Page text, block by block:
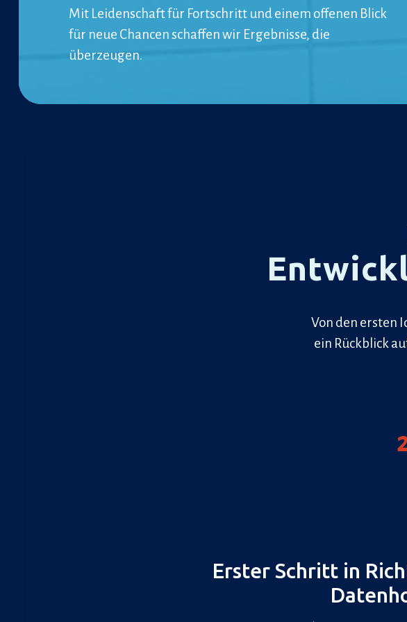
Mit Leidenschaft für Fortschritt und einem offenen Blick
für neue Chancen schaffen wir Ergebnisse, die
überzeugen.
Von den ersten
ein Rückblick
Erster Schritt in